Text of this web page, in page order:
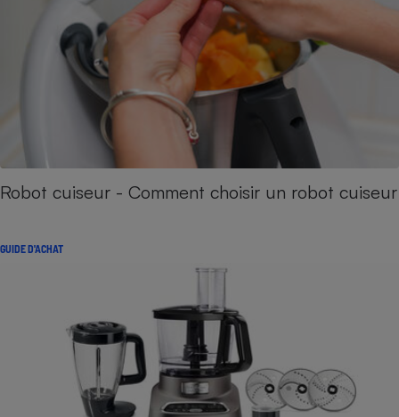
Robot cuiseur - Comment choisir un robot cuiseur
GUIDE D'ACHAT